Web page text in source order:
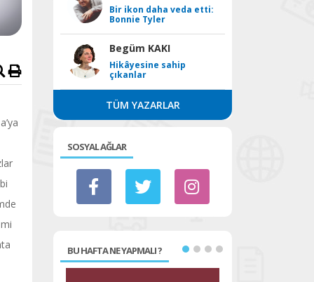
Bir ikon daha veda etti:
Bonnie Tyler
Begüm KAKI
Hikâyesine sahip
çıkanlar
TÜM YAZARLAR
SOSYAL AĞLAR
BU HAFTA NE YAPMALI ?